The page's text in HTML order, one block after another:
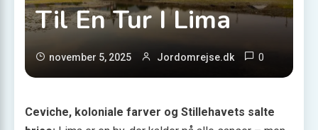
Til En Tur I Lima
november 5, 2025 Jordomrejse.dk 0
Ceviche, koloniale farver og Stillehavets salte